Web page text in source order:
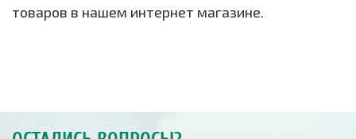
товаров в нашем интернет магазине.